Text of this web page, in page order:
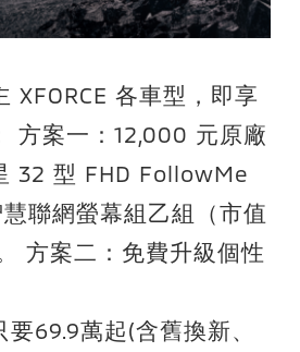
XFORCE 各車型，即享
方案一：12,000 元原廠
32 型 FHD FollowMe
聯網螢幕組乙組（市值
方案二：免費升級個性
要69.9萬起(含舊換新、